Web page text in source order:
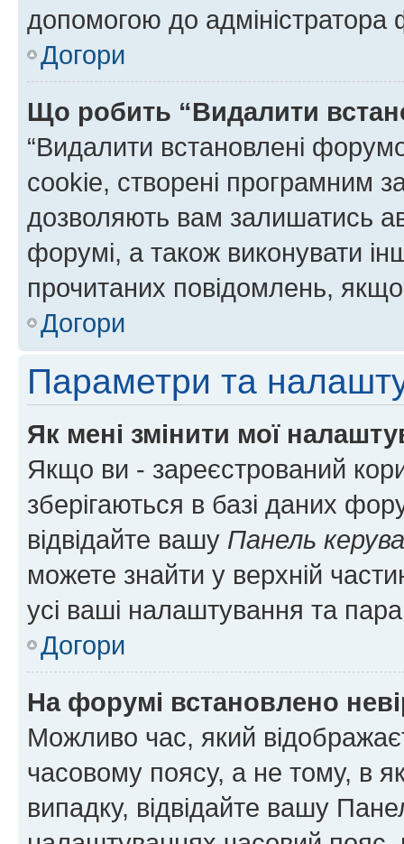
допомогою до адміністратора
Догори
Що робить “Видалити
“Видалити встановлені
cookie, створені програмним
дозволяють вам залишатись
форумі, а також виконувати
прочитаних повідомлень,
Догори
Параметри та
Як мені змінити мої
Якщо ви - зареєстрований
зберігаються в базі даних
відвідайте вашу Панель
можете знайти у верхній
усі ваші налаштування та
Догори
На форумі встановлено
Можливо час, який
часовому поясу, а не тому, в
випадку, відвідайте вашу